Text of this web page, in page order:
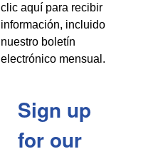
clic aquí para recibir
información, incluido
nuestro boletín
electrónico mensual.
Sign up
for our